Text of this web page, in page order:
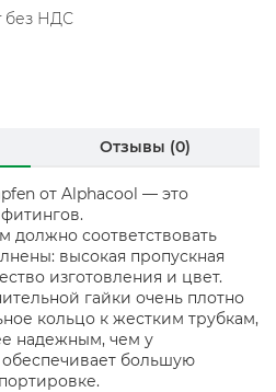
без НДС
Отзывы (0)
от Alphacool — это
должно соответствовать
высокая пропускная
изготовления и цвет.
гайки очень плотно
кольцо к жестким трубкам,
надежным, чем у
большую